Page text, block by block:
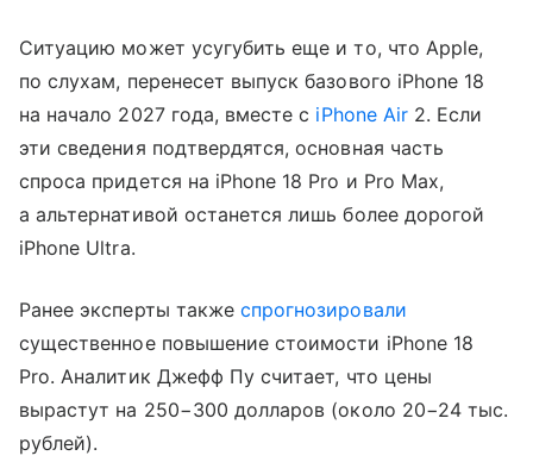
Ситуацию может усугубить еще и то, что Apple,
по слухам, перенесет выпуск базового iPhone 18
на начало 2027 года, вместе с iPhone Air2. Если
эти сведения подтвердятся, основная часть
спроса придется на iPhone 18 Pro и Pro Max,
а альтернативой останется лишь более дорогой
iPhone Ultra.
Ранее эксперты такжеспрогнозировали
существенное повышение стоимости iPhone 18
Pro. Аналитик Джефф Пу считает, что цены
вырастут на 250−300 долларов (около 20−24 тыс.
рублей).